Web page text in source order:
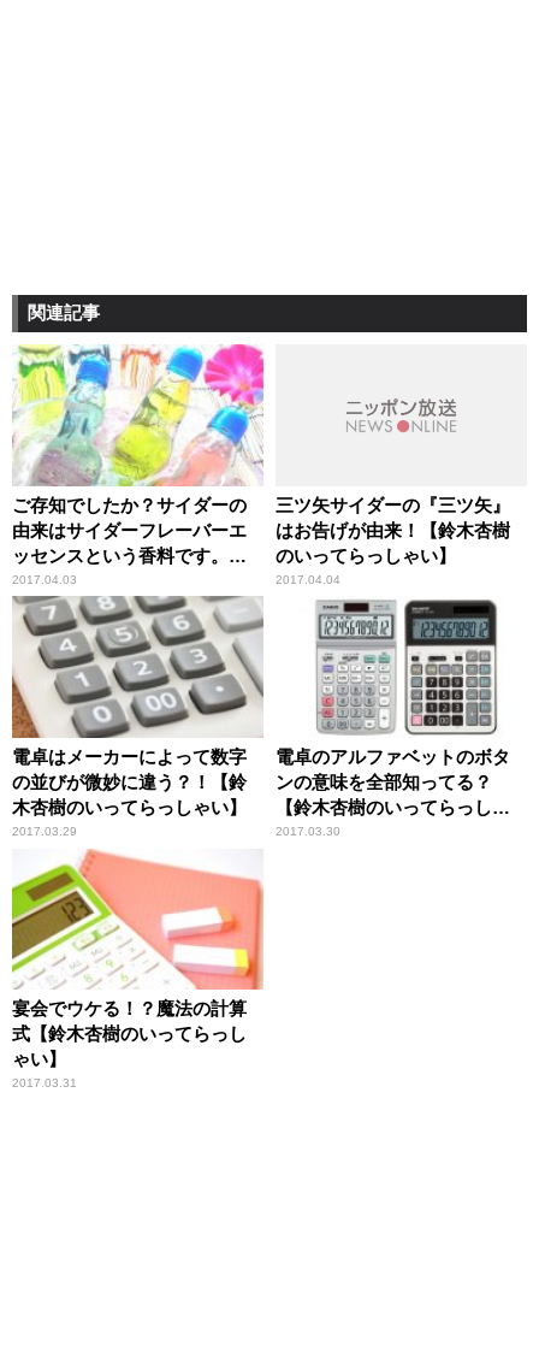
関連記事
ご存知でしたか？サイダーの
由来はサイダーフレーバーエ
ッセンスという香料です。
【鈴木杏樹のいってらっしゃ
い】
2017.04.03
三ツ矢サイダーの『三ツ矢』
はお告げが由来！【鈴木杏樹
のいってらっしゃい】
2017.04.04
電卓はメーカーによって数字
の並びが微妙に違う？！【鈴
木杏樹のいってらっしゃい】
2017.03.29
電卓のアルファベットのボタ
ンの意味を全部知ってる？
【鈴木杏樹のいってらっしゃ
い】
2017.03.30
宴会でウケる！？魔法の計算
式【鈴木杏樹のいってらっし
ゃい】
2017.03.31